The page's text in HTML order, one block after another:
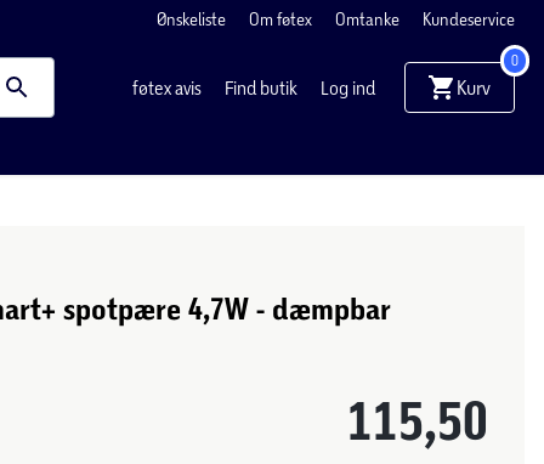
Ønskeliste Om føtex Omtanke Kundeservice
føtex avis Find butik Log ind Kurv
0
spotpære 4,7W - dæmpbar
115,50